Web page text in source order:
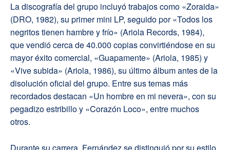
La discografía del grupo incluyó trabajos como «Zoraida»
(DRO, 1982), su primer mini LP, seguido por «Todos los
negritos tienen hambre y frío» (Ariola Records, 1984),
que vendió cerca de 40.000 copias convirtiéndose en su
mayor éxito comercial, «Guapamente» (Ariola, 1985) y
«Vive subida» (Ariola, 1986), su último álbum antes de la
disolución oficial del grupo. Entre sus temas más
recordados destacan «Un hombre en mi nevera», con su
pegadizo estribillo y «Corazón Loco», entre muchos
otros.